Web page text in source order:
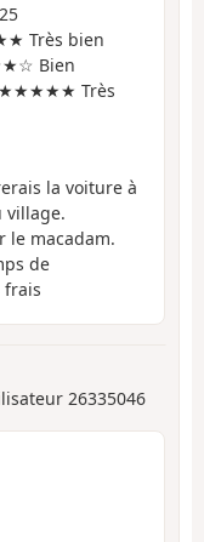
Très bien
Bien
Très
la voiture à
village.
le macadam.
de
frais
26335046